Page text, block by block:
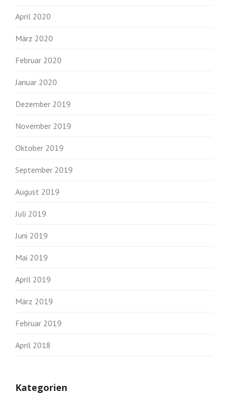
April 2020
März 2020
Februar 2020
Januar 2020
Dezember 2019
November 2019
Oktober 2019
September 2019
August 2019
Juli 2019
Juni 2019
Mai 2019
April 2019
März 2019
Februar 2019
April 2018
Kategorien